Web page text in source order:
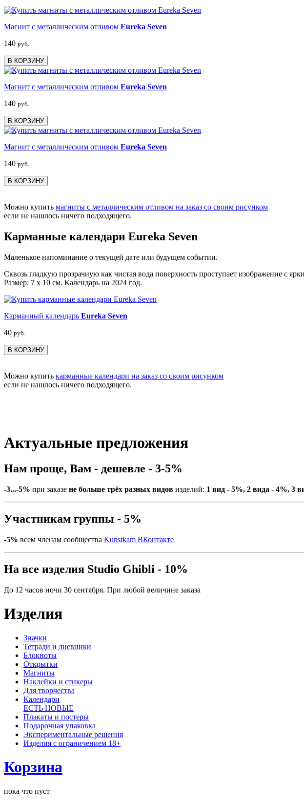
Магнит с металлическим отливом Eureka Seven
140 руб.
В КОРЗИНУ
Магнит с металлическим отливом Eureka Seven
140 руб.
В КОРЗИНУ
Магнит с металлическим отливом Eureka Seven
140 руб.
В КОРЗИНУ
Можно купить магниты с металлическим отливом на заказ со своим рисунком
если не нашлось ничего подходящего.
Карманные календари Eureka Seven
Маленькое напоминание о текущей дате или будущем событии.
Сквозь гладкую прозрачную как чистая вода поверхность проступает изображение с
Размер: 7 х 10 см. Календарь на 2024 год.
Карманный календарь Eureka Seven
40 руб.
В КОРЗИНУ
Можно купить карманные календари на заказ со своим рисунком
если не нашлось ничего подходящего.
Актуальные предложения
Нам проще, Вам - дешевле - 3-5%
-3...-5% при заказе не больше трёх разных видов изделий: 1 вид - 5%, 2 вида - 4%, 3
Участникам группы - 5%
-5% всем членам сообщества Kunstkam ВКонтакте
На все изделия Studio Ghibli - 10%
До 12 часов ночи 30 сентября. При любой величине заказа
Изделия
Значки
Тетради и дневники
Блокноты
Открытки
Магниты
Наклейки и стикеры
Для творчества
Календари
ЕСТЬ НОВЫЕ
Плакаты и постеры
Подарочная упаковка
Экспериментальные решения
Изделия с ограничением 18+
Корзина
пока что пуст